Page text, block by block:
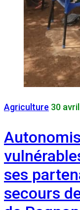
Agriculture 30
ses
secours